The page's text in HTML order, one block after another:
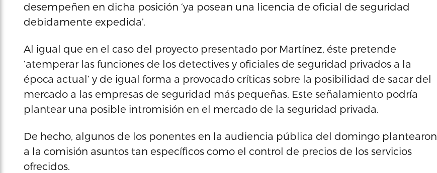
desempeñen en dicha posición ‘ya posean una licencia de oficial de seguridad
debidamente expedida’.
Al igual que en el caso del proyecto presentado por Martínez, éste pretende
‘atemperar las funciones de los detectives y oficiales de seguridad privados a la
época actual’ y de igual forma a provocado críticas sobre la posibilidad de sacar del
mercado a las empresas de seguridad más pequeñas. Este señalamiento podría
plantear una posible intromisión en el mercado de la seguridad privada.
De hecho, algunos de los ponentes en la audiencia pública del domingo plantearon
a la comisión asuntos tan específicos como el control de precios de los servicios
ofrecidos.